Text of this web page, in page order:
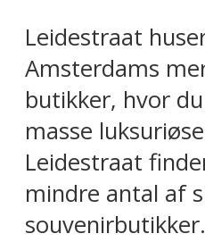
Leidestraat
Amsterdams
butikker, hvor
masse
Leidestraat
mindre antal af
souvenirbutikker.